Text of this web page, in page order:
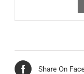
Share On